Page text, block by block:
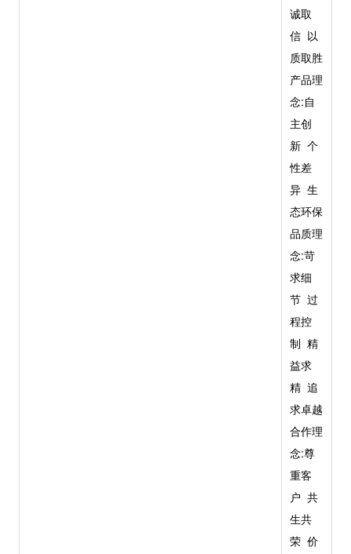
诚取
信 以
质取胜
产品理
念:自
主创
新 个
性差
异 生
态环保
品质理
念:苛
求细
节 过
程控
制 精
益求
精 追
求卓越
合作理
念:尊
重客
户 共
生共
荣 价